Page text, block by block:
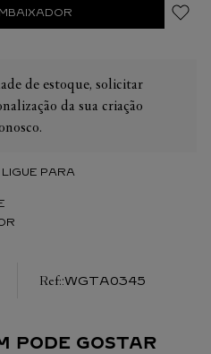
de estoque, solicitar
da sua criação
PARA
:WGTA0345
PODE GOSTAR